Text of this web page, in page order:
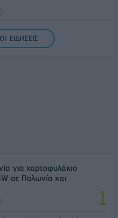
Πού βρίσκεται η
μετάβαση
ΕΙΔΗΣΕΙΣ
για χαρτοφυλάκιο
σε Πολωνία και